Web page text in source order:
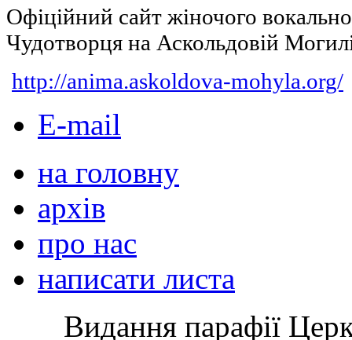
Офіційний сайт жіночого
Чудотворця на Аскольдовій
http://anima.askoldova-mohyla.org/
E-mail
на головну
архів
про нас
написати листа
Видання парафії